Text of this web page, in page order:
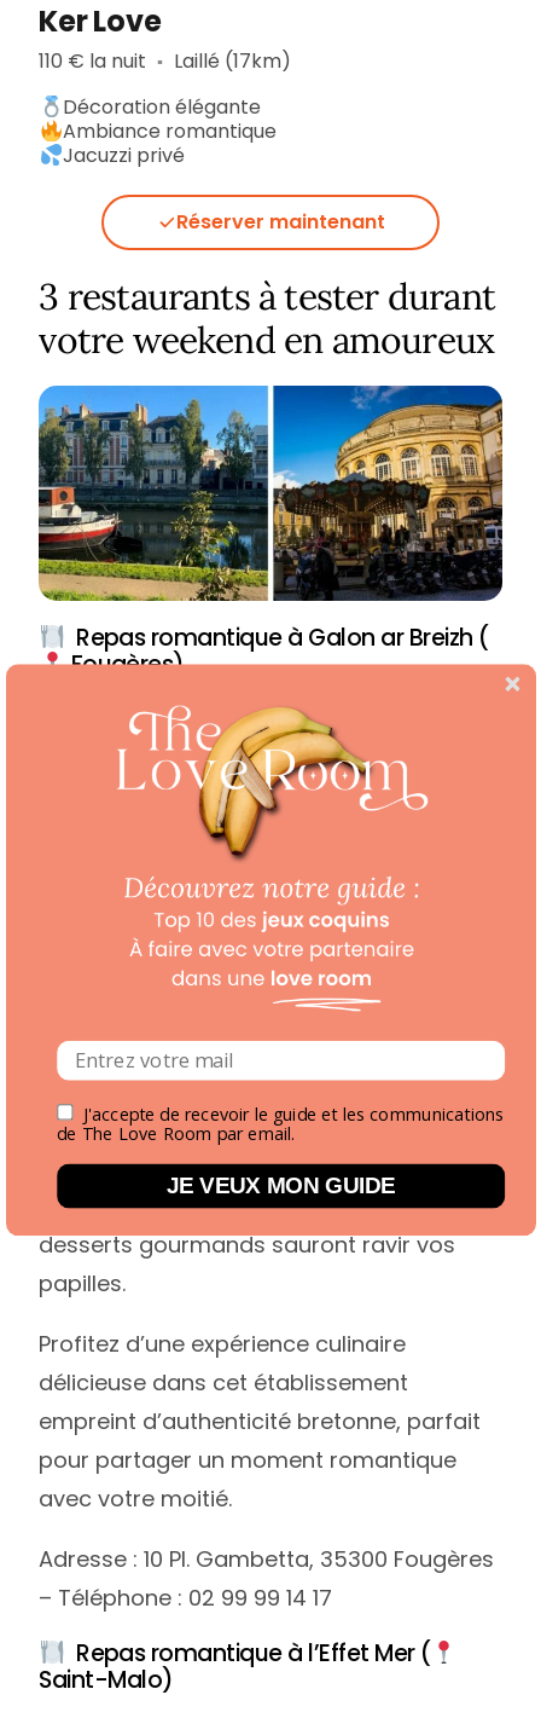
Ker Love
110 € la nuit ▪︎ Laillé (17km)
Décoration élégante
Ambiance romantique
Jacuzzi privé
Réserver maintenant
3 restaurants à tester durant
votre weekend en amoureux
Repas romantique à Galon ar Breizh (
Fougères)
Bienvenue au restaurant « Galon ar
Breizh » à
Fougères! Ce charmant
établissement vous invite à découvrir une
cuisine bretonne authentique et raffinée
dans une ambiance chaleureuse. Situé au
cœur de la ville, le Galon ar Breizh vous
accueille dans un cadre convivial, idéal
pour un dîner romantique en tête-à-tête.
Le chef talentueux met à l’honneur les
produits frais et locaux, pour vous offrir
des plats savoureux et traditionnels,
revisités avec créativité. Les spécialités de
fruits de mer, les galettes bretonnes et les
desserts gourmands sauront ravir vos
papilles.
Profitez d’une expérience culinaire
délicieuse dans cet établissement
empreint d’authenticité bretonne, parfait
pour partager un moment romantique
avec votre moitié.
Adresse : 10 Pl. Gambetta, 35300 Fougères
– Téléphone : 02 99 99 14 17
Repas romantique à l’Effet Mer (
Saint-Malo)
JE VEUX MON GUIDE
J'accepte de recevoir le guide et les communications
de The Love Room par email.